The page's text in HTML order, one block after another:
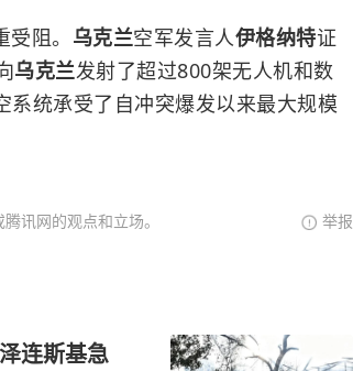
阻。 乌克兰空军发言人伊格纳特证
乌克兰发射了超过800架无人机和数
系统承受了自冲突爆发以来最大规模
讯网的观点和立场。 举报
连斯基急